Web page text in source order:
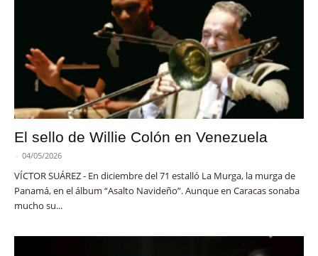
El sello de Willie Colón en Venezuela
- 04/05/2026
VÍCTOR SUÁREZ - En diciembre del 71 estalló La Murga, la murga de
Panamá, en el álbum “Asalto Navideño”. Aunque en Caracas sonaba
mucho su...